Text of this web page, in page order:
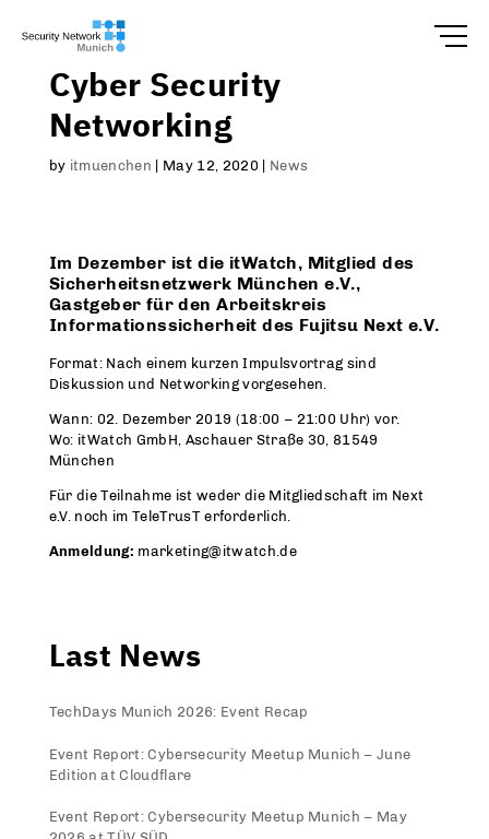
Cyber Security
Networking
by itmuenchen May 12, 2020 News
Im Dezember ist die itWatch, Mitglied des
Sicherheitsnetzwerk München e.V.,
Gastgeber für den Arbeitskreis
Informationssicherheit des Fujitsu Next e.V.
Format: Nach einem kurzen Impulsvortrag sind
Diskussion und Networking vorgesehen.
Wann: 02. Dezember 2019 (18:00 – 21:00 Uhr) vor.
Wo: itWatch GmbH, Aschauer Straße 30, 81549
München
Für die Teilnahme ist weder die Mitgliedschaft im Next
e.V. noch im TeleTrusT erforderlich.
Anmeldung: marketing@itwatch.de
Last News
TechDays Munich 2026: Event Recap
Event Report: Cybersecurity Meetup Munich – June
Edition at Cloudflare
Event Report: Cybersecurity Meetup Munich – May